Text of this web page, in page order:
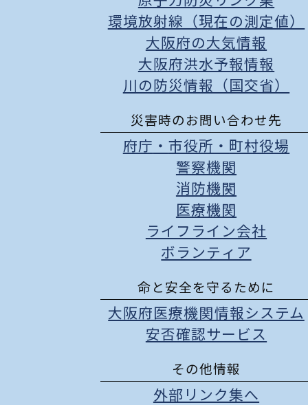
環境放射線（現在の測定値）
大阪府の大気情報
大阪府洪水予報情報
川の防災情報（国交省）
災害時のお問い合わせ先
府庁 ・ 市役所 ・ 町村役場
警察機関
消防機関
医療機関
ライフライン会社
ボランティア
命と安全を守るために
大阪府医療機関情報システム
安否確認サービス
その他情報
外部リンク集へ